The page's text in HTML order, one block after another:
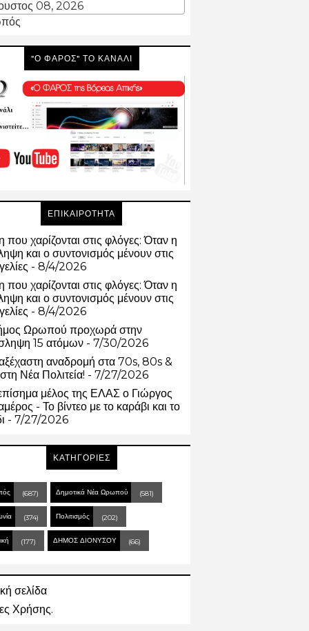
08, 2026
"Ο ΦΑΡΟΣ" ΤΟ ΚΑΝΑΛΙ
ΕΠΙΚΑΙΡΟΤΗΤΑ
που χαρίζονται στις φλόγες: Όταν η
και ο συντονισμός μένουν στις
- 8/4/2026
που χαρίζονται στις φλόγες: Όταν η
και ο συντονισμός μένουν στις
- 8/4/2026
Ωρωπού προχωρά στην
15 ατόμων - 7/30/2026
αναδρομή στα 70s, 80s &
Νέα Πολιτεία! - 7/27/2026
μέλος της ΕΛΑΣ ο Γιώργος
- Το βίντεο με το καράβι και το
- 7/27/2026
ΚΑΤΗΓΟΡΙΕΣ
(687) Δημοτικά Νέα Ωρωπού (581)
(374) Πολιτισμός (202)
(177) ΔΗΜΟΣ ΔΙΟΝΥΣΟΥ (66)
σελίδα
Χρήσης.